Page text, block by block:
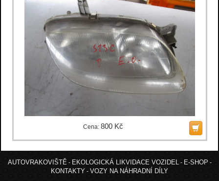
Cena: 800 Kč
AUTOVRAKOVIŠTĚ- EKOLOGICKÁ LIKVIDACE VOZIDEL- E-SHOP -
KONTAKTY - VOZY NA NÁHRADNÍ DÍLY